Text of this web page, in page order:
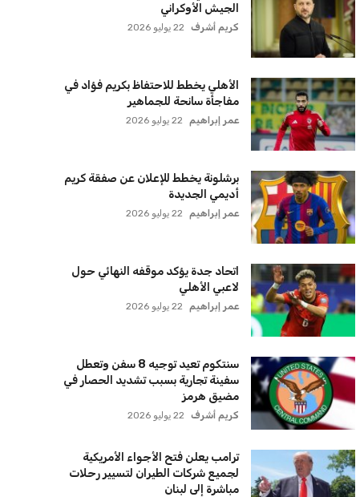
الجيش الأوكراني
كريم أشرف 22 يوليو 2026
الأهلي يخطط للاحتفاظ بكريم فؤاد في
مفاجأة سانحة للجماهير
عمر إبراهيم 22 يوليو 2026
برشلونة يخطط للإعلان عن صفقة كريم
أديمي الجديدة
عمر إبراهيم 22 يوليو 2026
اتحاد جدة يؤكد موقفه النهائي حول
لاعبي الأهلي
عمر إبراهيم 22 يوليو 2026
سنتكوم تعيد توجيه 8 سفن وتعطل
سفينة تجارية بسبب تشديد الحصار في
مضيق هرمز
كريم أشرف 22 يوليو 2026
ترامب يعلن فتح الأجواء الأمريكية
لجميع شركات الطيران لتسيير رحلات
مباشرة إلى لبنان